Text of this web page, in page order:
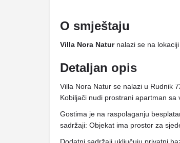
O smještaju
Villa Nora Naturnalazi se na lokaciji
Detaljan opis
Villa Nora Natur se nalazi u Rudnik
Kobiljači nudi prostrani apartman sa
Gostima je na raspolaganju
sadržaji: Objekat ima prostor za